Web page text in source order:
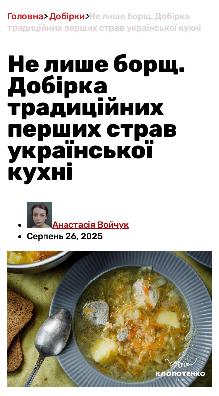
Головна>Добірки>Не лише борщ. Добірка
традиційних перших страв української кухні
Не лише борщ.
Добірка
традиційних
перших страв
української
кухні
Анастасія Войчук
Серпень 26, 2025